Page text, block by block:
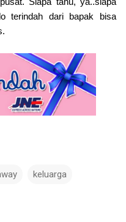
terindah dari bapak bisa
keluarga